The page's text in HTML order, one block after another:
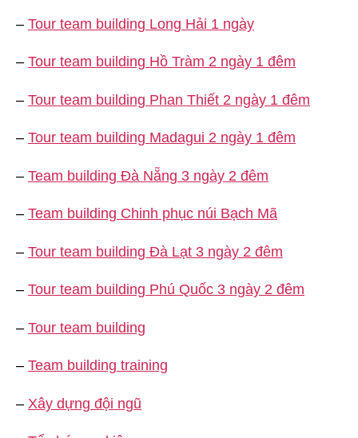
– Tour team building Long Hải 1 ngày
– Tour team building Hồ Tràm 2 ngày 1 đêm
– Tour team building Phan Thiết 2 ngày 1 đêm
– Tour team building Madagui 2 ngày 1 đêm
– Team building Đà Nẵng 3 ngày 2 đêm
– Team building Chinh phục núi Bạch Mã
– Tour team building Đà Lạt 3 ngày 2 đêm
– Tour team building Phú Quốc 3 ngày 2 đêm
– Tour team building
– Team building training
– Xây dựng đội ngũ